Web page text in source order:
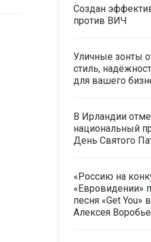
Создан
против ВИЧ
Уличные зонты
стиль,
для вашего
В Ирландии
национальный
День Святого
«Россию на
«Евровидении»
песня «Get You»
Алексея